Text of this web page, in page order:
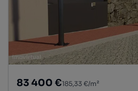
83 400 €185,33 €/m²